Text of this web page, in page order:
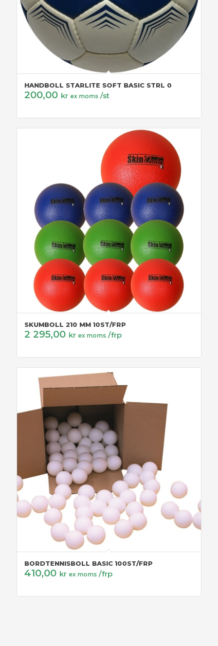
HANDBOLL STARLITE SOFT BASIC STRL 0
200,00 kr ex moms /st
SKUMBOLL 210 MM 10ST/FRP
2 295,00 kr ex moms /frp
BORDTENNISBOLL BASIC 100ST/FRP
410,00 kr ex moms /frp